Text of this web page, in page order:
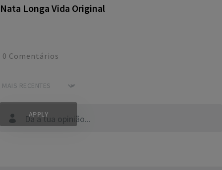
Nata Longa Vida Original
Dá a tua opinião...
0 Comentários